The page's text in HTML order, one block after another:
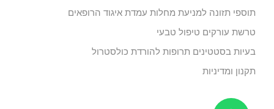
תוספי תזונה למניעת מחלות עמדת איגוד הרופאים
טרשת עורקים טיפול טבעי
בעיות בסטטינים תרופות להורדת כולסטרול
תקנון ומדיניות